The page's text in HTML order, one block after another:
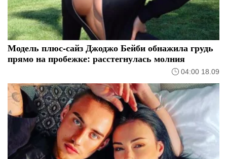
Модель плюс-сайз Джоджо Бейби обнажила грудь
прямо на пробежке: расстегнулась молния
04:00 18.09